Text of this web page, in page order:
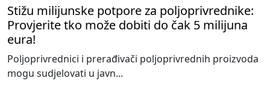
Stižu milijunske potpore za poljoprivrednike:
Provjerite tko može dobiti do čak 5 milijuna
eura!
Poljoprivrednici i prerađivači poljoprivrednih proizvoda
mogu sudjelovati u javn...